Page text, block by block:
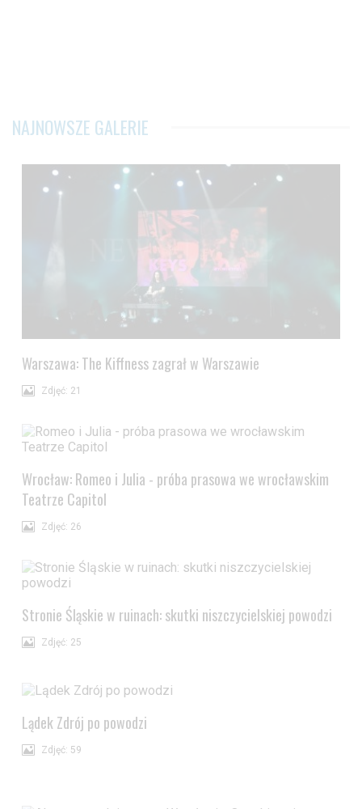
NAJNOWSZE GALERIE
Warszawa: The Kiffness zagrał w Warszawie
Zdjęć: 21
Wrocław: Romeo i Julia - próba prasowa we wrocławskim
Teatrze Capitol
Zdjęć: 26
Stronie Śląskie w ruinach: skutki niszczycielskiej powodzi
Zdjęć: 25
Lądek Zdrój po powodzi
Zdjęć: 59